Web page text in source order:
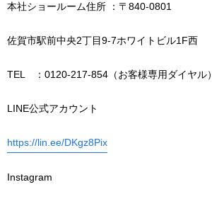
本社ショールーム住所 ：〒840-0801
佐賀市駅前中央2丁目9-7ホワイトビル1F西
TEL ：0120-217-854（お客様専用ダイヤル）
LINE公式アカウント
https://lin.ee/DKgz8Pix
Instagram